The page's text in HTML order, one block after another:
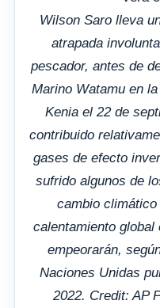
Wilson Saro lleva
atrapada
pescador, antes de
Marino Watamu en
Kenia el 22 de
contribuido
gases de efecto
sufrido algunos de
cambio
calentamiento
empeorarán,
Naciones Unidas
2022. Credit: AP